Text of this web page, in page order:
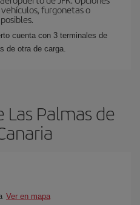
furgonetas o
cuenta con 3 terminales de
de otra de carga.
Palmas de
Ver en mapa